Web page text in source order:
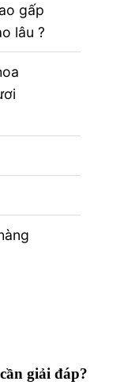
gấp
lâu ?
giải đáp?